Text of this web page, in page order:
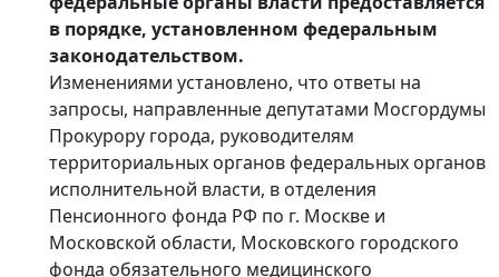
в порядке, установленном федеральным
законодательством.
Изменениями установлено, что ответы на
запросы, направленные депутатами Мосгордумы
Прокурору города, руководителям
территориальных органов федеральных органов
исполнительной власти, в отделения
Пенсионного фонда РФ по г. Москве и
Московской области, Московского городского
фонда обязательного медицинского